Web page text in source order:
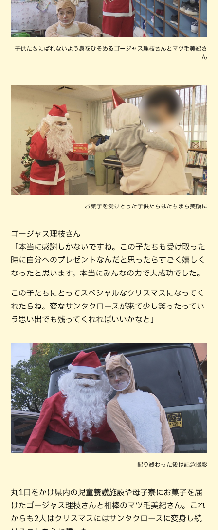
子供たちにばれないよう身をひそめるゴージャス理枝さんとマツ毛美紀さ
ん
お菓子を受けとった子供たちはたちまち笑顔に
ゴージャス理枝さん
「本当に感謝しかないですね。この子たちも受け取った
時に自分へのプレゼントなんだと思ったらすごく嬉しく
なったと思います。本当にみんなの力で大成功でした。
この子たちにとってスペシャルなクリスマスになってく
れたらね。変なサンタクロースが来て少し笑ったってい
う思い出でも残ってくれればいいかなと」
配り終わった後は記念撮影
丸1日をかけ県内の児童養護施設や母子寮にお菓子を届
けたゴージャス理枝さんと相棒のマツ毛美紀さん。これ
からも2人はクリスマスにはサンタクロースに変身し続